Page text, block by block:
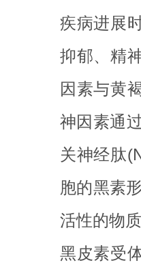
疾病进展
抑郁、精
因素与黄
神因素通
关神经肽
胞的黑素
活性的物
黑皮素受